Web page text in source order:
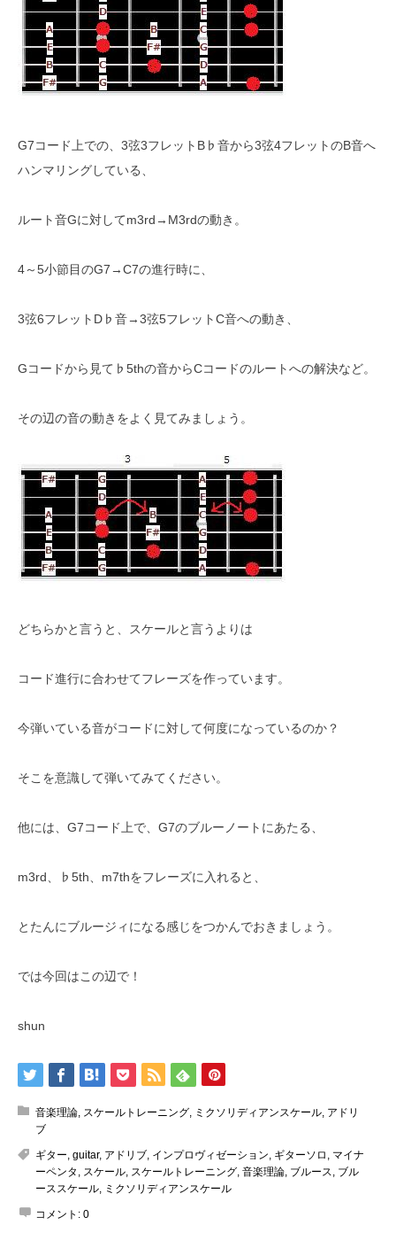
G7コード上での、3弦3フレットB♭音から3弦4フレットのB音へ
ハンマリングしている、
ルート音Gに対してm3rd→M3rdの動き。
4～5小節目のG7→C7の進行時に、
3弦6フレットD♭音→3弦5フレットC音への動き、
Gコードから見て♭5thの音からCコードのルートへの解決など。
その辺の音の動きをよく見てみましょう。
どちらかと言うと、スケールと言うよりは
コード進行に合わせてフレーズを作っています。
今弾いている音がコードに対して何度になっているのか？
そこを意識して弾いてみてください。
他には、G7コード上で、G7のブルーノートにあたる、
m3rd、♭5th、m7thをフレーズに入れると、
とたんにブルージィになる感じをつかんでおきましょう。
では今回はこの辺で！
shun
音楽理論 スケールトレーニング ミクソリディアンスケール アドリ
ブ
ギター guitar, アドリブ インプロヴィゼーション ギターソロ
マイナ
ーペンタ
スケール スケールトレーニング 音楽理論 ブルース
ブル
ーススケール
ミクソリディアンスケール
コメント: 0